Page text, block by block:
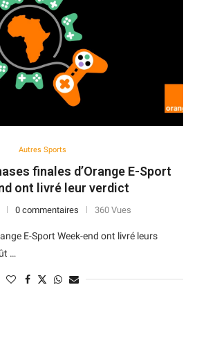
Autres Sports
finales d’Orange E-Sport
ont livré leur verdict
0 commentaires 360 Vues
E-Sport Week-end ont livré leurs
…